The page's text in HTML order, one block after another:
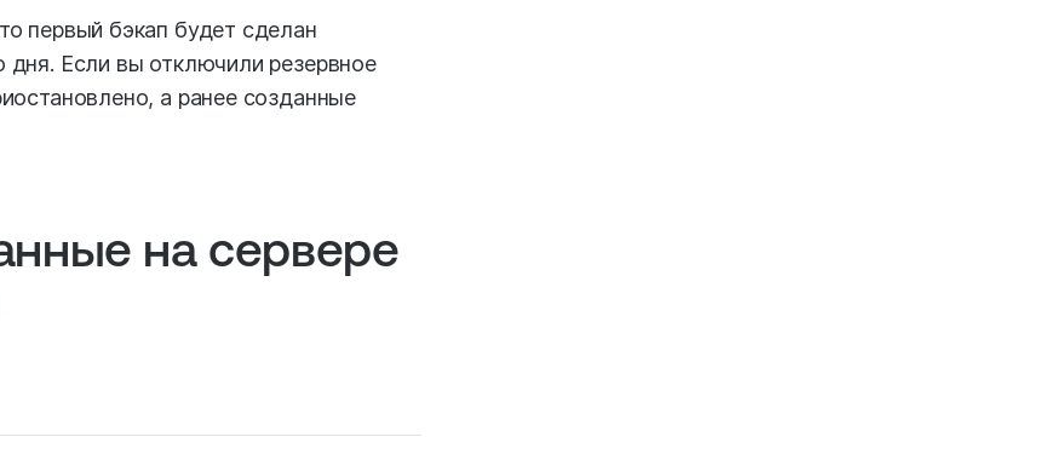
первый бэкап будет сделан
Если вы отключили резервное
а ранее созданные
на сервере